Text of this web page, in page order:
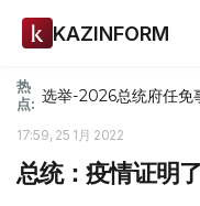
KAZINFORM
热
点: 选举-2026总统府任免
17:59, 25 1月 2022
总统：疫情证明